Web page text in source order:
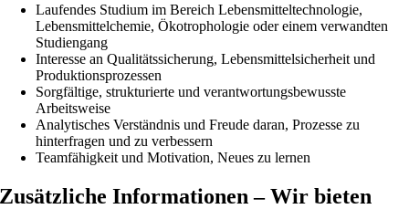
Laufendes Studium im Bereich Lebensmitteltechnologie,
Lebensmittelchemie, Ökotrophologie oder einem verwandten
Studiengang
Interesse an Qualitätssicherung, Lebensmittelsicherheit und
Produktionsprozessen
Sorgfältige, strukturierte und verantwortungsbewusste
Arbeitsweise
Analytisches Verständnis und Freude daran, Prozesse zu
hinterfragen und zu verbessern
Teamfähigkeit und Motivation, Neues zu lernen
Zusätzliche Informationen – Wir bieten